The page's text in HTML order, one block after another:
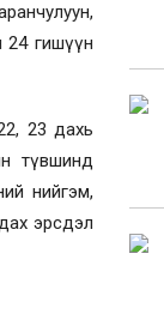
24 гишүүн
23 дахь
түвшинд
нийгэм,
эрсдэл